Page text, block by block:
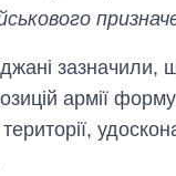
зазначили,
армії